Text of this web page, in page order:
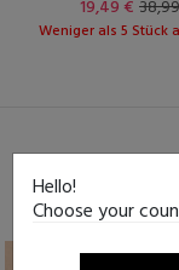
19,49 €
Weniger als 5 Stück
Hello!
Choose your